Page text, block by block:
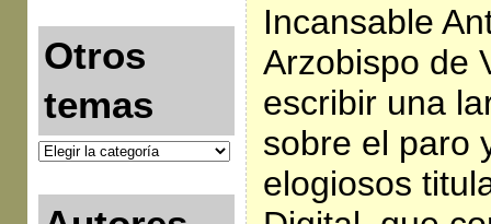
Otros
temas
Incansable
Arzobispo de
escribir una
sobre el paro
elogiosos